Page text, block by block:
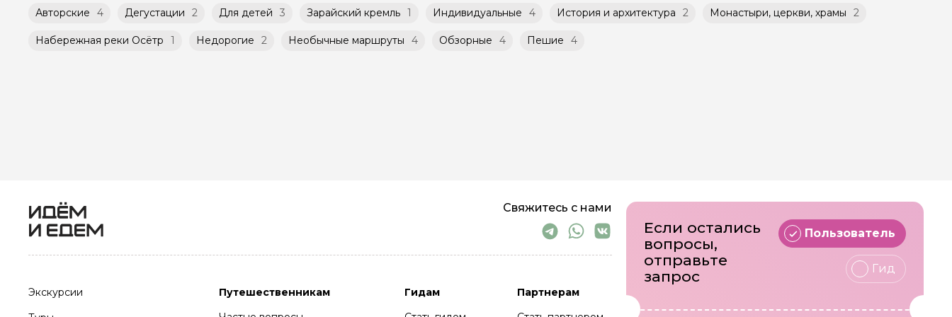
Авторские 4 Дегустации 2 Для детей 3 Зарайский кремль 1 Индивидуальные 4 История и архитектура 2 Монастыри, церкви, храмы 2
Набережная реки Осётр 1 Недорогие 2 Необычные маршруты 4 Обзорные 4 Пешие 4
Свяжитесь с нами
Экскурсии
Путешественникам
Гидам
Партнерам
Если остались
вопросы,
отправьте
запрос
Пользователь
Гид